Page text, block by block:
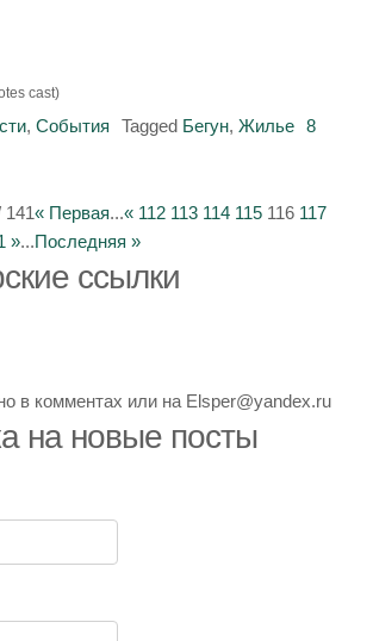
cast)
, События Tagged Бегун, Жилье
8
141« Первая...«112 113 114 115 116117
»...Последняя »
ссылки
в комментах или на Elsper@yandex.ru
на новые посты